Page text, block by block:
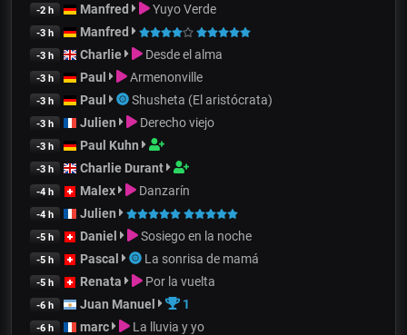
-2 h Manfred Yuyo Verde
-3 h Manfred
-3 h Charlie Desde el alma
-3 h Paul Armenonville
-3 h Paul Shusheta (El aristócrata)
-3 h Julien Derecho viejo
-3 h Paul Kuhn
-3 h Charlie Durant
-4 h Malex Danzarín
-4 h Julien
-5 h Daniel Sosiego en la noche
-5 h Pascal La sonrisa de mamá
-5 h Renata Por la vuelta
-6 h Juan Manuel 1
-6 h marc La lluvia y yo